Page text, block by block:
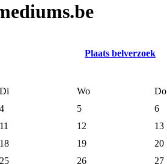
Plaats belverzoek
Di Wo Do
4 5 6
11 12 13
18 19 20
25 26 27